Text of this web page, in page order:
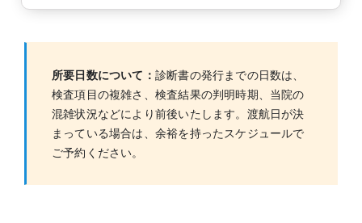
所要日数について： 診断書の発行までの日数は、
検査項目の複雑さ、検査結果の判明時期、当院の
混雑状況などにより前後いたします。渡航日が決
まっている場合は、余裕を持ったスケジュールで
ご予約ください。